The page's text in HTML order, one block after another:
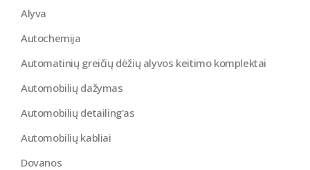
Alyva
Autochemija
Automatinių greičių dėžių alyvos keitimo komplektai
Automobilių dažymas
Automobilių detailing'as
Automobilių kabliai
Dovanos